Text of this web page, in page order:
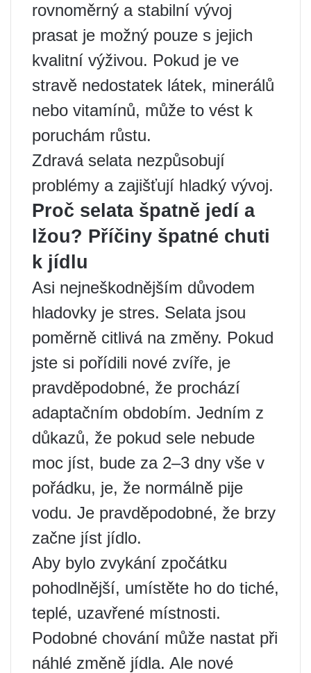
rovnoměrný a stabilní vývoj
prasat je možný pouze s jejich
kvalitní výživou. Pokud je ve
stravě nedostatek látek, minerálů
nebo vitamínů, může to vést k
poruchám růstu.
Zdravá selata nezpůsobují
problémy a zajišťují hladký vývoj.
Proč selata špatně jedí a
lžou? Příčiny špatné chuti
k jídlu
Asi nejneškodnějším důvodem
hladovky je stres. Selata jsou
poměrně citlivá na změny. Pokud
jste si pořídili nové zvíře, je
pravděpodobné, že prochází
adaptačním obdobím. Jedním z
důkazů, že pokud sele nebude
moc jíst, bude za 2–3 dny vše v
pořádku, je, že normálně pije
vodu. Je pravděpodobné, že brzy
začne jíst jídlo.
Aby bylo zvykání zpočátku
pohodlnější, umístěte ho do tiché,
teplé, uzavřené místnosti.
Podobné chování může nastat při
náhlé změně jídla. Ale nové